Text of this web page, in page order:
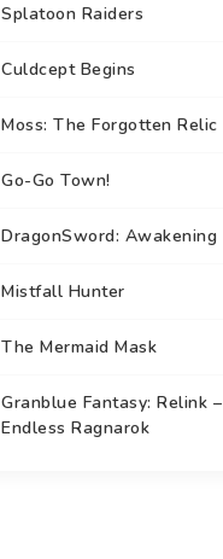
Splatoon Raiders
Culdcept Begins
Moss: The Forgotten Relic
Go-Go Town!
DragonSword: Awakening
Mistfall Hunter
The Mermaid Mask
Granblue Fantasy: Relink –
Endless Ragnarok